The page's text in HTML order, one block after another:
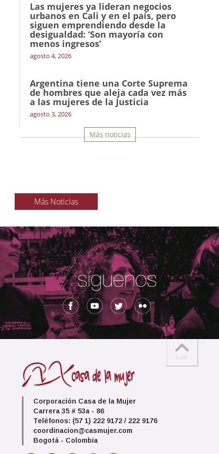
Las mujeres ya lideran negocios
urbanos en Cali y en el país, pero
siguen emprendiendo desde la
desigualdad: ‘Son mayoría con
menos ingresos’
agosto 4, 2026
Argentina tiene una Corte Suprema
de hombres que aleja cada vez más
a las mujeres de la Justicia
agosto 3, 2026
Más noticias
Más Noticias
Corporación Casa de la Mujer
Carrera 35 # 53a - 86
Teléfonos: (57 1) 222 9172 / 222 9176
coordinacion@casmujer.com
Bogotá - Colombia